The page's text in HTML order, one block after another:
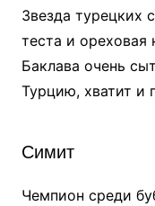
Звезда турецких
теста и ореховая
Баклава очень
Турцию, хватит и
Симит
Чемпион среди